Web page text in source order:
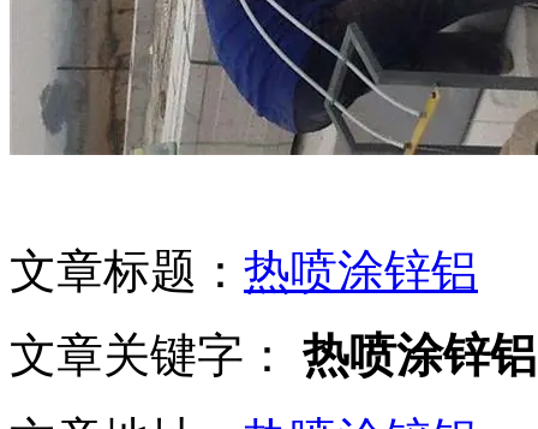
文章标题： 热喷涂锌铝
文章关键字： 热喷涂锌铝